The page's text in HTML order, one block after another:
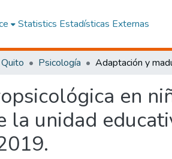
Statistics Estadísticas Externas
Psicología
en
la unidad